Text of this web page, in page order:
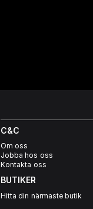
C&C
Om oss
Jobba hos oss
Kontakta oss
BUTIKER
Hitta din närmaste butik